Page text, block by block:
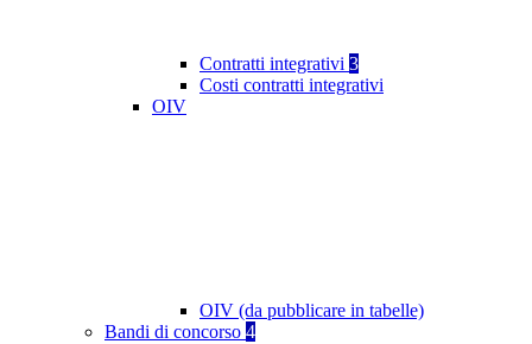
Contratti integrativi 3
Costi contratti integrativi
OIV
OIV (da pubblicare in tabelle)
Bandi di concorso 4